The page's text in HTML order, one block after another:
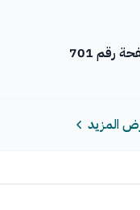
رقم 701
المزيد